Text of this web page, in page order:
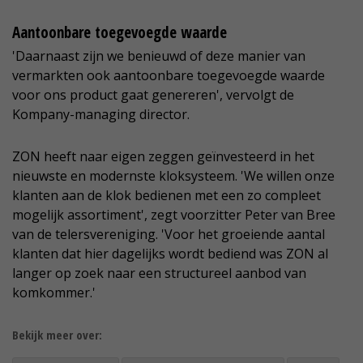
Aantoonbare toegevoegde waarde
'Daarnaast zijn we benieuwd of deze manier van
vermarkten ook aantoonbare toegevoegde waarde
voor ons product gaat genereren', vervolgt de
Kompany-managing director.
ZON heeft naar eigen zeggen geïnvesteerd in het
nieuwste en modernste kloksysteem. 'We willen onze
klanten aan de klok bedienen met een zo compleet
mogelijk assortiment', zegt voorzitter Peter van Bree
van de telersvereniging. 'Voor het groeiende aantal
klanten dat hier dagelijks wordt bediend was ZON al
langer op zoek naar een structureel aanbod van
komkommer.'
Bekijk meer over: